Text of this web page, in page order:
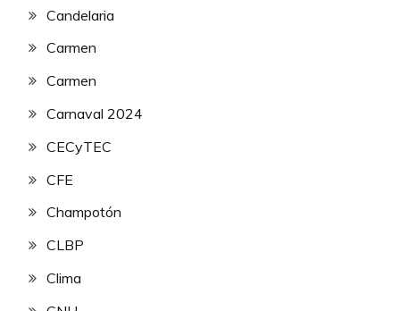
Candelaria
Carmen
Carmen
Carnaval 2024
CECyTEC
CFE
Champotón
CLBP
Clima